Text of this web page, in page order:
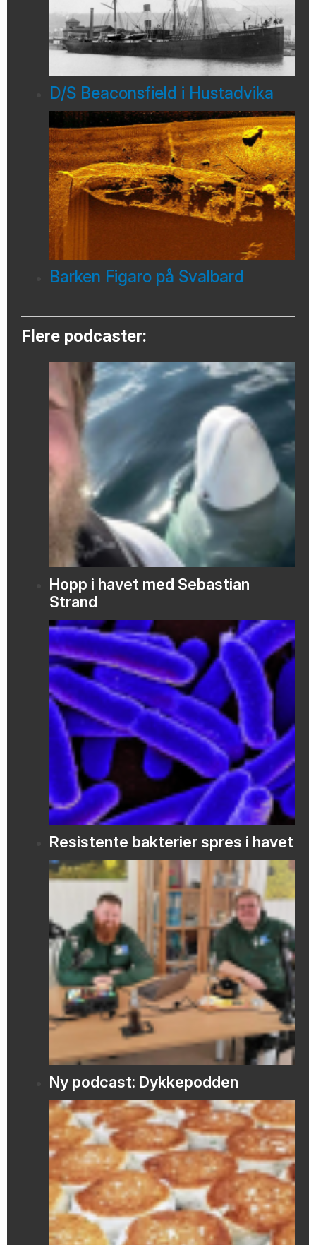
D/S Beaconsfield i Hustadvika
Barken Figaro på Svalbard
Flere podcaster:
Hopp i havet med Sebastian
Strand
Resistente bakterier spres i havet
Ny podcast: Dykkepodden